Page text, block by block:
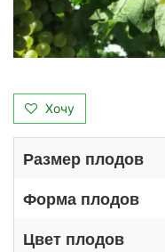
Хочу
Размер плодов
Форма плодов
Цвет плодов